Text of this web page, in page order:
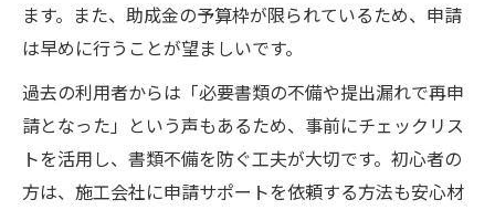
ます。また、助成金の予算枠が限られているため、申請
は早めに行うことが望ましいです。
過去の利用者からは「必要書類の不備や提出漏れで再申
請となった」という声もあるため、事前にチェックリス
トを活用し、書類不備を防ぐ工夫が大切です。初心者の
方は、施工会社に申請サポートを依頼する方法も安心材